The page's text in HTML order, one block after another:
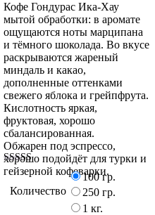
Кофе Гондурас Ика-Хау
мытой обработки: в аромате
ощущаются ноты марципана
и тёмного шоколада. Во вкусе
раскрываются жареный
миндаль и какао,
дополненные оттенками
свежего яблока и грейпфрута.
Кислотность яркая,
фруктовая, хорошо
сбалансированная.
Обжарен под эспрессо,
хорошо подойдёт для турки и
гейзерной кофеварки.
Оценка
из 5
Количество
100 гр.
250 гр.
1 кг.